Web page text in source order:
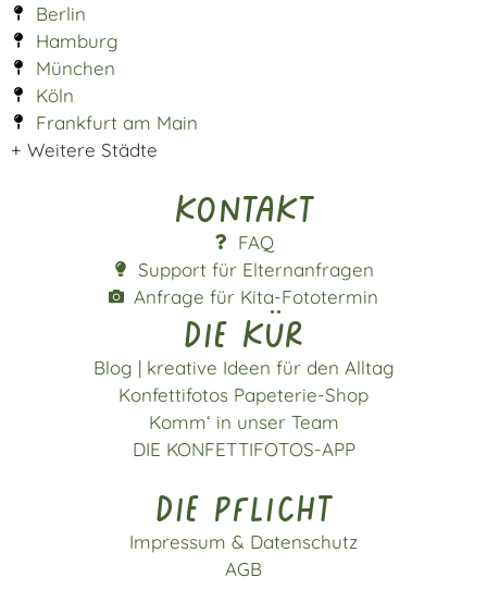
Berlin
Hamburg
München
Köln
Frankfurt am Main
+ Weitere Städte
Kontakt
FAQ
Support für Elternanfragen
Anfrage für Kita-Fototermin
die kür
Blog | kreative Ideen für den Alltag
Konfettifotos Papeterie-Shop
Komm‘ in unser Team
DIE KONFETTIFOTOS-APP
die pflicht
Impressum & Datenschutz
AGB